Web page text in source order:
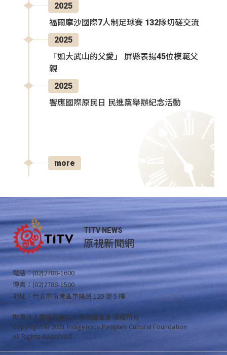
2025
福爾摩沙國際7人制足球賽 132隊切磋交流
2025
「如大武山的父愛」 屏縣表揚45位模範父
親
2025
響應國際原民日 民進黨舉辦紀念活動
more
TITV NEWS
原視新聞網
電話：(02)2788-1600
傳真：(02)2788-1500
地址：台北市南港區重陽路 120 號 5 樓
財團法人原住民族文化事業基金會 版權所有
Copyright © 2021 Indigenous Peoples Cultural Foundation
All Rights Reserved .